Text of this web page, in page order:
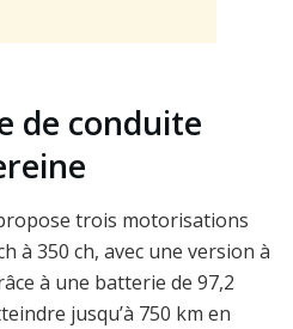
de conduite
trois motorisations
à 350 ch, avec une version à
à une batterie de 97,2
jusqu’à 750 km en